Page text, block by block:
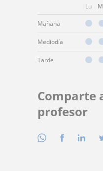
Lu
Mañana
Mediodía
Tarde
Comparte
profesor